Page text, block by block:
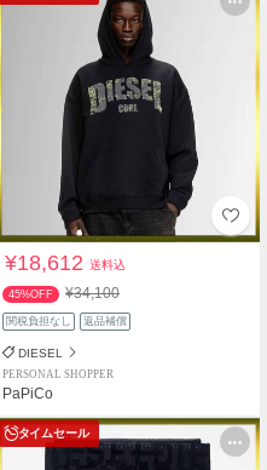
¥18,612送料込
45%OFF ¥34,100
関税負担なし 返品補償
DIESEL
PERSONAL SHOPPER
PaPiCo
タイムセール